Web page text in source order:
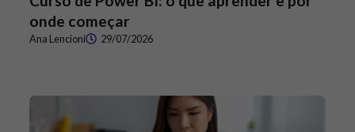
onde começar
Ana Lencioni 29/07/2026